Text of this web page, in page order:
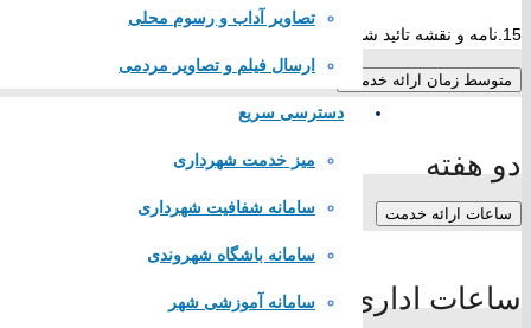
تصاویر آداب و رسوم محلی
ارسال فیلم و تصاویر مردمی
دسترسی سریع
میز خدمت شهرداری
سامانه شفافیت شهرداری
سامانه باشگاه شهروندی
سامانه آموزشی شهر
15.نامه و نقشه تائيد شده به اداره ثبت جهت صدور سند شش دانگ بر روي محل مورد نظر
متوسط زمان ارائه خدمت
دو هفته
ساعات ارائه خدمت
ساعات اداری